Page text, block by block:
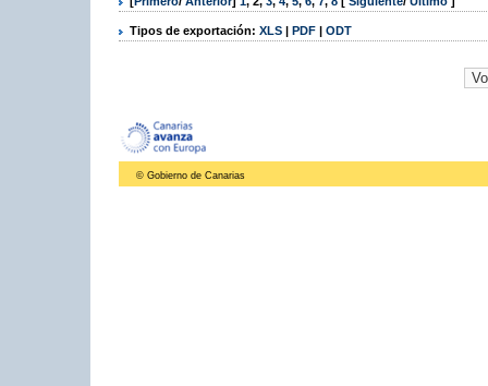
Tipos de exportación: XLS | PDF | ODT
© Gobierno de Canarias